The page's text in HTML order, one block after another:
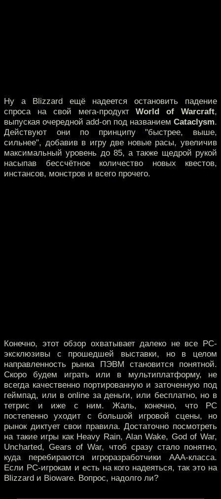
Ну а Blizzard ещё надеется остановить падение
спроса на свой мега-продуктWorld of Warcraft,
выпуская очередной add-on под названием Cataclysm.
Действуют они по принципу "быстрее, выше,
сильнее", добавив в игру две новые расы, увеличив
максимальный уровень до 85, а также щедрой рукой
насыпав бессчётное количество новых квестов,
инстансов, монстров и всего прочего.
Конечно, этот обзор охватывает далеко не все PC-
эксклюзивы с прошедшей выставки, но в целом
направленность рынка ПЭВМ становится понятной.
Скоро будем играть или в мультиплатформу, не
всегда качественно портированную и заточенную под
геймпад, или в online за деньги, или бесплатно, но в
тетрис и иже с ним. Жаль, конечно, что PC
постепенно уходит с большой игровой сцены, но
рынок диктует свои правила. Достаточно посмотреть
на такие игры как Heavy Rain, Alan Wake, God of War,
Uncharted, Gears of War, чтоб сразу стало понятно,
куда перебираются игроразработчики AAA-класса.
Если PC-игрокам и есть на кого надеяться, так это на
Blizzard и Bioware. Вопрос, надолго ли?